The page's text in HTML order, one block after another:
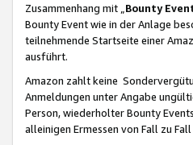
Zusammenhang mit „ Bounty
Bounty Event wie in der Anlage
teilnehmende Startseite einer
ausführt.
Amazon zahlt keine
Anmeldungen unter Angabe
Person, wiederholter Bounty
alleinigen Ermessen von Fall zu